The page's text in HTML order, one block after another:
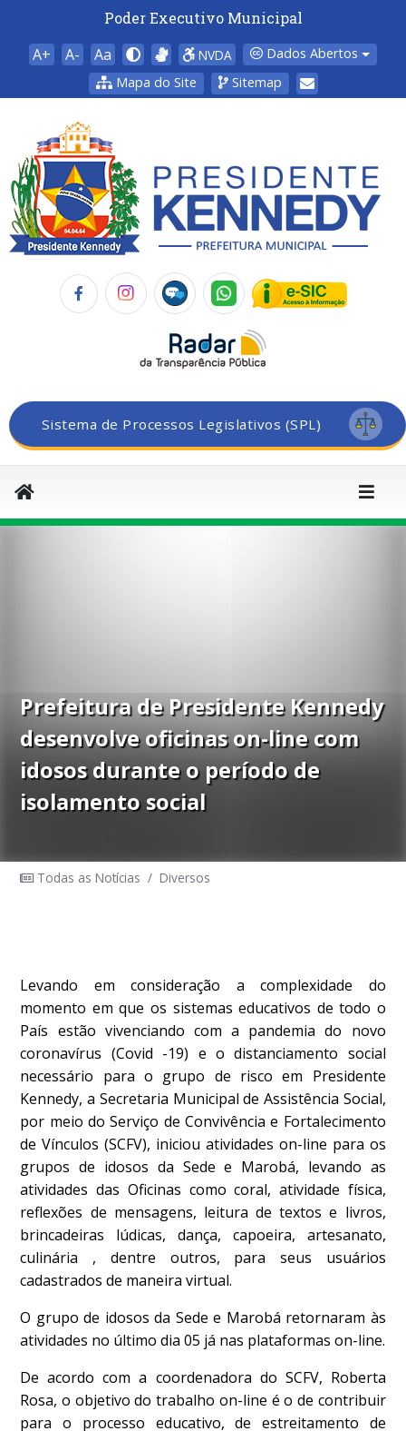
Poder Executivo Municipal
A+ A- Aa NVDA
Dados Abertos
Mapa do Site
Sitemap
Sistema de Processos Legislativos (SPL)
Prefeitura de Presidente Kennedy
desenvolve oficinas on-line com
idosos durante o período de
isolamento social
Todas as Notícias / Diversos
Levando em consideração a complexidade do
momento em que os sistemas educativos de todo o
País estão vivenciando com a pandemia do novo
coronavírus (Covid -19) e o distanciamento social
necessário para o grupo de risco em Presidente
Kennedy, a Secretaria Municipal de Assistência Social,
por meio do Serviço de Convivência e Fortalecimento
de Vínculos (SCFV), iniciou atividades on-line para os
grupos de idosos da Sede e Marobá, levando as
atividades das Oficinas como coral, atividade física,
reflexões de mensagens, leitura de textos e livros,
brincadeiras lúdicas, dança, capoeira, artesanato,
culinária , dentre outros, para seus usuários
cadastrados de maneira virtual.
O grupo de idosos da Sede e Marobá retornaram às
atividades no último dia 05 já nas plataformas on-line.
De acordo com a coordenadora do SCFV, Roberta
Rosa, o objetivo do trabalho on-line é o de contribuir
para o processo educativo, de estreitamento de